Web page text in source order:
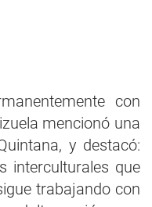
con
mencionó una
y destacó:
interculturales que
trabajando con